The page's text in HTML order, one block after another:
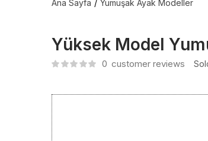
Ana Sayfa Yumuşak Ayak Modeller
Yüksek Model
0 customer reviews